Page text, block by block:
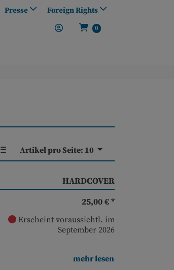
Presse Foreign Rights
0
Artikel pro Seite: 10
HARDCOVER
25,00 € *
Erscheint voraussichtl. im
September 2026
mehr lesen